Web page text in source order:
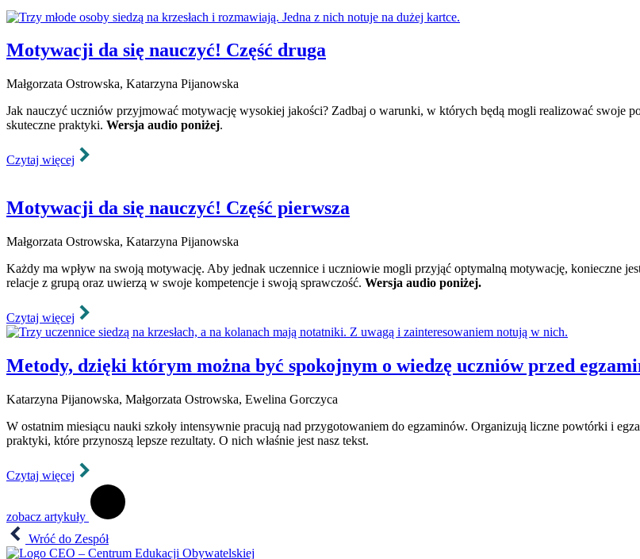
Motywacji da się nauczyć! Część druga
Małgorzata Ostrowska, Katarzyna Pijanowska
Jak nauczyć uczniów przyjmować motywację wysokiej jakości? Zadbaj o warunki, w których będą mogli realizować swoje
skuteczne praktyki. Wersja audio poniżej.
Czytaj więcej
Motywacji da się nauczyć! Część pierwsza
Małgorzata Ostrowska, Katarzyna Pijanowska
Każdy ma wpływ na swoją motywację. Aby jednak uczennice i uczniowie mogli przyjąć optymalną motywację, konieczne
relacje z grupą oraz uwierzą w swoje kompetencje i swoją sprawczość. Wersja audio poniżej.
Czytaj więcej
Metody, dzięki którym można być spokojnym o wiedzę uczniów przed
Katarzyna Pijanowska, Małgorzata Ostrowska, Ewelina Gorczyca
W ostatnim miesiącu nauki szkoły intensywnie pracują nad przygotowaniem do egzaminów. Organizują liczne powtórki i
praktyki, które przynoszą lepsze rezultaty. O nich właśnie jest nasz tekst.
Czytaj więcej
zobacz artykuły
Wróć do Zespół